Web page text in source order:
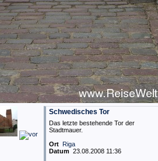
Schwedisches Tor
Das letzte bestehende Tor der
Stadtmauer.
Ort Riga
Datum 23.08.2008 11:36